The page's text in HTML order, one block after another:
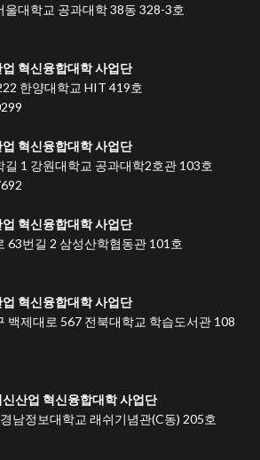
울대학교 공과대학 38동 328-3호
혁신융합대학 사업단
한양대학교 HIT 419호
혁신융합대학 사업단
길 1 강원대학교 공과대학2호관 103호
혁신융합대학 사업단
63번길 2 삼성산학협동관 101호
혁신융합대학 사업단
백제대로 567 전북대학교 학습도서관 108
산업 혁신융합대학 사업단
남정보대학교 래쉬기념관(C동) 205호